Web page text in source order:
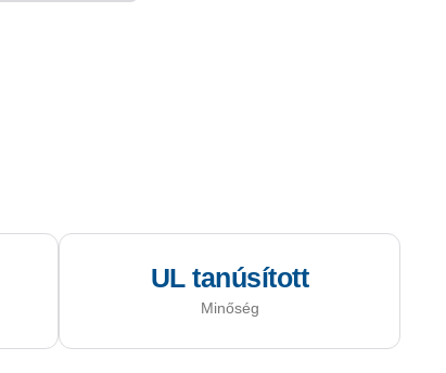
UL tanúsított
Minőség